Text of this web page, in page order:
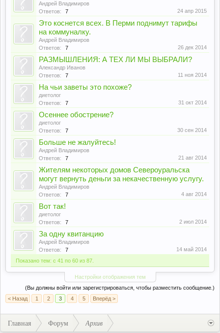
Андрей Владимиров
Ответов:
7 24 апр 2015
Это коснется всех. В Перми поднимут тарифы
на коммуналку.
Андрей Владимиров
Ответов:
7 26 дек 2014
РАЗМЫШЛЕНИЯ: А ТЕХ ЛИ МЫ ВЫБРАЛИ?
Александр Иванов
Ответов:
7 11 ноя 2014
На чьи заветы это похоже?
диетолог
Ответов:
7 31 окт 2014
Осеннее обострение?
диетолог
Ответов:
7 30 сен 2014
Больше не жалуйтесь!
Андрей Владимиров
Ответов:
7 21 авг 2014
Жителям некоторых домов Североуральска
могут вернуть деньги за некачественную услугу.
Андрей Владимиров
Ответов:
7 4 авг 2014
Вот так!
диетолог
Ответов:
7 2 июл 2014
За одну квитанцию
Андрей Владимиров
Ответов:
7
14 май 2014
Показано тем: с 41 по 60 из 87.
Настройки отображения тем
(Вы должны войти или зарегистрироваться, чтобы разместить сообщение.)
< Назад
1 2 3 4 5 Вперёд >
Главная Форум Архив